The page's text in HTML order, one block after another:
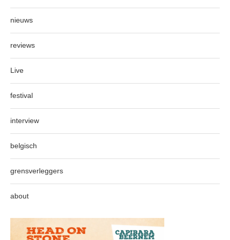
nieuws
reviews
Live
festival
interview
belgisch
grensverleggers
about